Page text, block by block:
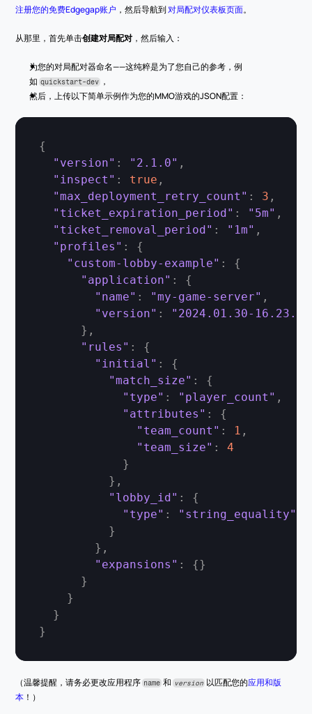
注册您的免费Edgegap账户 ，然后导航到 对局配对仪表板页面。
从那里，首先单击创建对局配对 ，然后输入：
为您的对局配对器命名——这纯粹是为了您自己的参考，例
如 quickstart-dev
，
然后，上传以下简单示例作为您的MMO游戏的JSON配置：
{
"version" : "2.1.0" ,
"inspect" : true ,
"max_deployment_retry_count" : 3 ,
"ticket_expiration_period" : "5m" ,
"ticket_removal_period" : "1m" ,
"profiles" :
{
"custom-lobby-example" :
{
"application" :
{
"name" : "my-game-server" ,
"version" :
"2024.01.30-
} ,
"rules" :
{
"initial" :
{
"match_size" :
{
"type" : "player_count" ,
"attributes" :
{
"team_count" : 1 ,
"team_size" :
4
}
} ,
"lobby_id" :
{
"type" :
"string_equality"
}
} ,
"expansions" : {}
}
}
}
}
（温馨提醒，请务必更改应用程序 name 和 version 以匹配您的应用和版
本 ！）